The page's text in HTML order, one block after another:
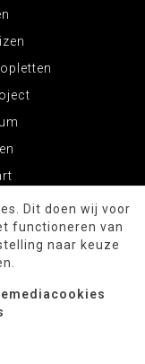
Dit doen wij voor
functioneren van
naar keuze